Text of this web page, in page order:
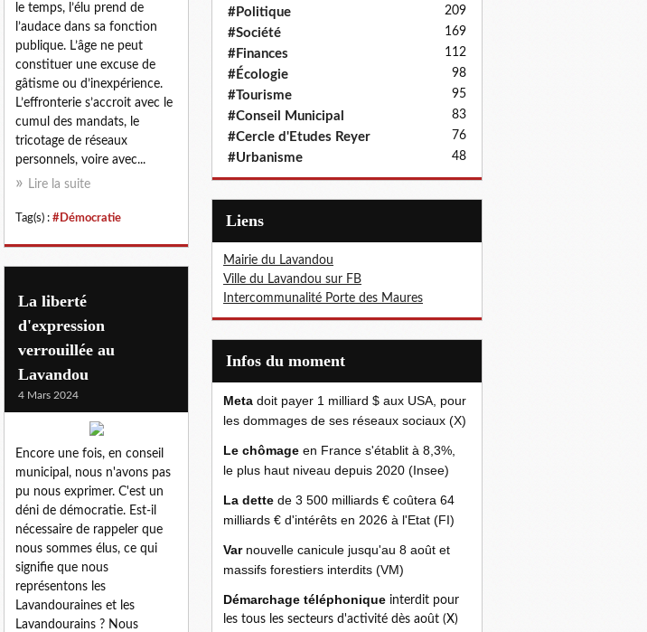
le temps, l’élu prend de
l’audace dans sa fonction
publique. L’âge ne peut
constituer une excuse de
gâtisme ou d’inexpérience.
L’effronterie s’accroit avec le
cumul des mandats, le
tricotage de réseaux
personnels, voire avec...
Lire la suite
Tag(s) : #Démocratie
La liberté
d'expression
verrouillée au
Lavandou
4 Mars 2024
Encore une fois, en conseil
municipal, nous n'avons pas
pu nous exprimer. C'est un
déni de démocratie. Est-il
nécessaire de rappeler que
nous sommes élus, ce qui
signifie que nous
représentons les
Lavandouraines et les
Lavandourains ? Nous
#Politique 209
#Société 169
#Finances 112
#Écologie 98
#Tourisme 95
#Conseil Municipal 83
#Cercle d'Etudes Reyer 76
#Urbanisme 48
Liens
Mairie du Lavandou
Ville du Lavandou sur FB
Intercommunalité Porte des Maures
Infos du moment
Meta doit payer 1 milliard $ aux USA, pour
les dommages de ses réseaux sociaux (X)
Le chômage en France s'établit à 8,3%,
le plus haut niveau depuis 2020 (Insee)
La dette de 3 500 milliards € coûtera 64
milliards € d'intérêts en 2026 à l'Etat (FI)
Var nouvelle canicule jusqu'au 8 août et
massifs forestiers interdits (VM)
Démarchage téléphonique interdit pour
les tous les secteurs d'activité dès août (X)